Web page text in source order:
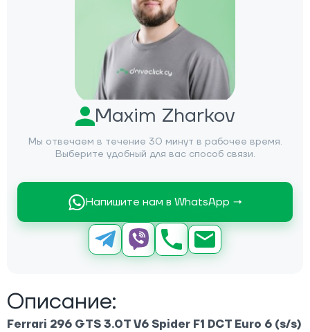
Maxim Zharkov
Мы отвечаем в течение 30 минут в рабочее время.
Выберите удобный для вас способ связи.
Напишите нам в WhatsApp →
Описание:
Ferrari 296 GTS 3.0T V6 Spider F1 DCT Euro 6 (s/s)